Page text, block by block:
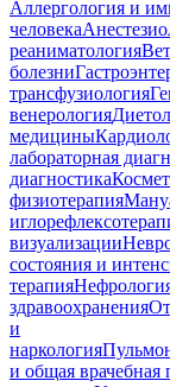
Аллергология и
человека
реаниматология
болезни
трансфузиология
венерология
медицины
лабораторная
диагностика
физиотерапия
визуализации
состояния и
терапия
здравоохранения
и
наркология
и общая врачебная